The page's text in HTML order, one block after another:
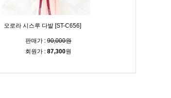
오로라 시스루 다발 [ST-C656]
판매가 : 90,000원
회원가 : 87,300원